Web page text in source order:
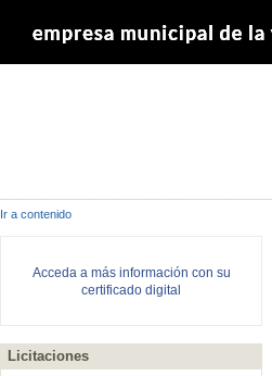
Ir a contenido
Acceda a más información con su
certificado digital
Licitaciones